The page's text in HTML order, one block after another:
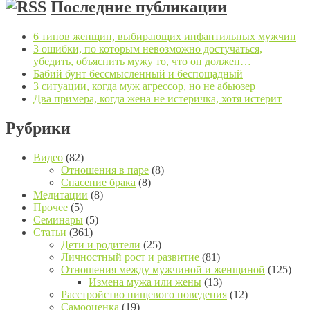
Последние публикации
6 типов женщин, выбирающих инфантильных мужчин
3 ошибки, по которым невозможно достучаться,
убедить, объяснить мужу то, что он должен…
Бабий бунт бессмысленный и беспощадный
3 ситуации, когда муж агрессор, но не абьюзер
Два примера, когда жена не истеричка, хотя истерит
Рубрики
Видео (82)
Отношения в паре (8)
Спасение брака (8)
Медитации (8)
Прочее (5)
Семинары (5)
Статьи (361)
Дети и родители (25)
Личностный рост и развитие (81)
Отношения между мужчиной и женщиной (125)
Измена мужа или жены (13)
Расстройство пищевого поведения (12)
Самооценка (19)